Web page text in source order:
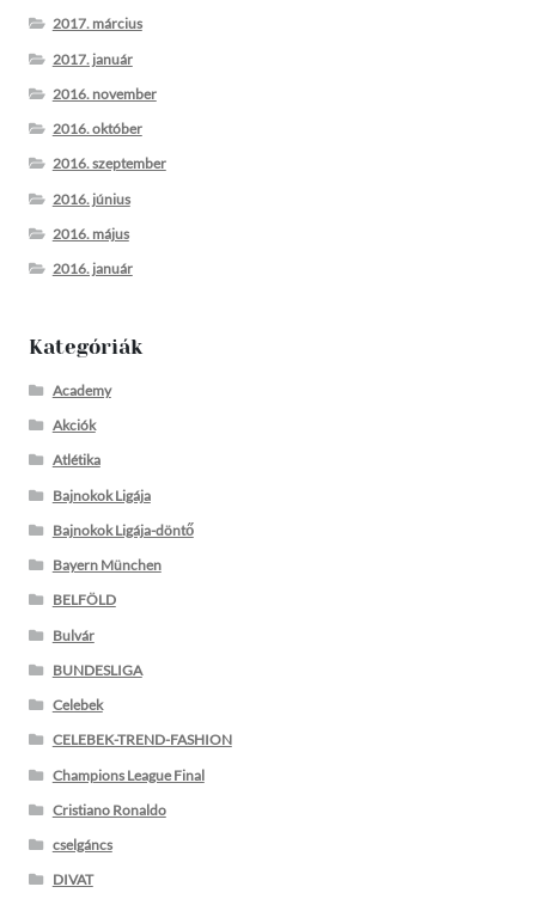
2017. március
2017. január
2016. november
2016. október
2016. szeptember
2016. június
2016. május
2016. január
Kategóriák
Academy
Akciók
Atlétika
Bajnokok Ligája
Bajnokok Ligája-döntő
Bayern München
BELFÖLD
Bulvár
BUNDESLIGA
Celebek
CELEBEK-TREND-FASHION
Champions League Final
Cristiano Ronaldo
cselgáncs
DIVAT